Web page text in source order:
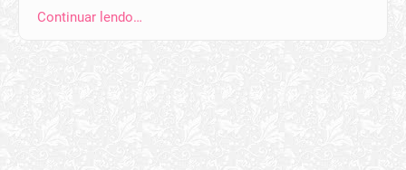
Continuar lendo…